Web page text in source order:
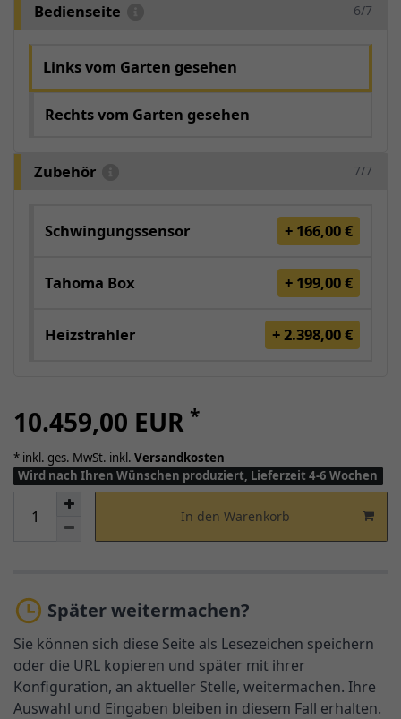
Bedienseite 6/7
Links vom Garten gesehen
Rechts vom Garten gesehen
Zubehör 7/7
Schwingungssensor + 166,00 €
Tahoma Box + 199,00 €
Heizstrahler + 2.398,00 €
10.459,00 EUR *
* inkl. ges. MwSt. inkl. Versandkosten
Wird nach Ihren Wünschen produziert, Lieferzeit 4-6 Wochen
In den Warenkorb
Später weitermachen?
Sie können sich diese Seite als Lesezeichen speichern
oder die URL kopieren und später mit ihrer
Konfiguration, an aktueller Stelle, weitermachen. Ihre
Auswahl und Eingaben bleiben in diesem Fall erhalten.